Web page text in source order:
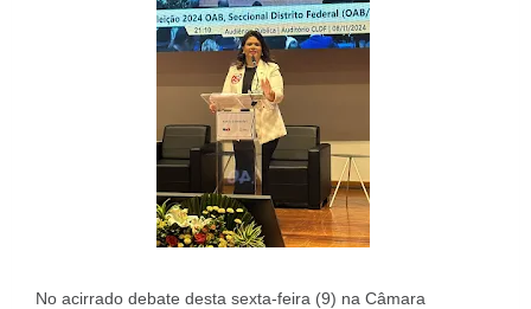
No acirrado debate desta sexta-feira (9) na Câmara